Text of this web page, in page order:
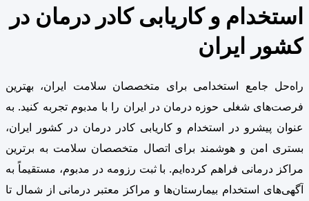
استخدام و کاریابی کادر درمان در
کشور ایران
راه‌حل جامع استخدامی برای متخصصان سلامت ایران، بهترین
فرصت‌های شغلی حوزه درمان در ایران را با مدبوم تجربه کنید. به
عنوان پیشرو در استخدام و کاریابی کادر درمان در کشور ایران،
بستری امن و هوشمند برای اتصال متخصصان سلامت به برترین
مراکز درمانی فراهم کرده‌ایم. با ثبت رزومه در مدبوم، مستقیماً به
آگهی‌های استخدام بیمارستان‌ها و مراکز معتبر درمانی از شمال تا